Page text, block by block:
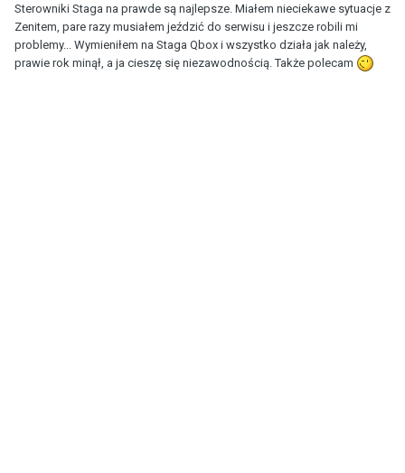
Sterowniki Staga na prawde są najlepsze. Miałem nieciekawe sytuacje z
Zenitem, pare razy musiałem jeździć do serwisu i jeszcze robili mi
problemy... Wymieniłem na Staga Qbox i wszystko działa jak należy,
prawie rok minął, a ja cieszę się niezawodnością. Także polecam